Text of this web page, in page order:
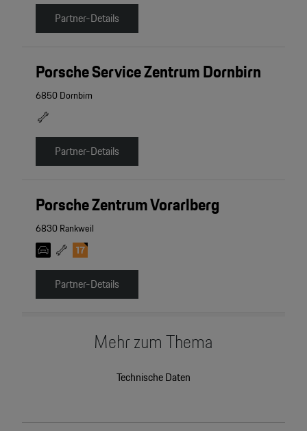
Partner-Details
Porsche Service Zentrum Dornbirn
6850 Dornbirn
Partner-Details
Porsche Zentrum Vorarlberg
6830 Rankweil
Partner-Details
Mehr zum Thema
Technische Daten